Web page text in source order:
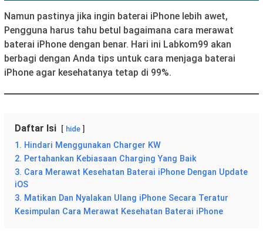
Namun pastinya jika ingin baterai iPhone lebih awet,
Pengguna harus tahu betul bagaimana cara merawat
baterai iPhone dengan benar. Hari ini Labkom99 akan
berbagi dengan Anda tips untuk cara menjaga baterai
iPhone agar kesehatanya tetap di 99%.
Daftar Isi hide
1. Hindari Menggunakan Charger KW
2. Pertahankan Kebiasaan Charging Yang Baik
3. Cara Merawat Kesehatan Baterai iPhone Dengan Update
iOS
3. Matikan Dan Nyalakan Ulang iPhone Secara Teratur
Kesimpulan Cara Merawat Kesehatan Baterai iPhone